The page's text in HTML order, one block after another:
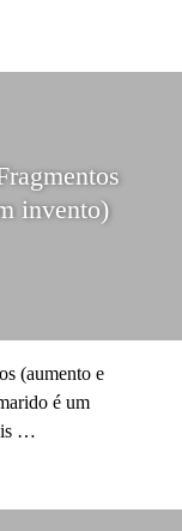
invento)
(aumento e
é um
…